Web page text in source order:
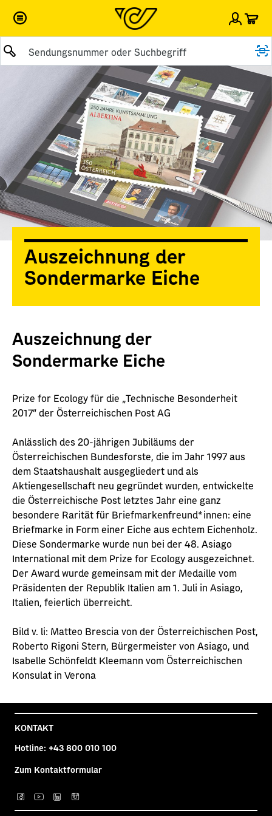
Suche abschicken
Auszeichnung der
Sondermarke Eiche
Auszeichnung der
Sondermarke Eiche
Prize for Ecology für die „Technische Besonderheit
2017“ der Österreichischen Post AG
Anlässlich des 20-jährigen Jubiläums der
Österreichischen Bundesforste, die im Jahr 1997 aus
dem Staatshaushalt ausgegliedert und als
Aktiengesellschaft neu gegründet wurden, entwickelte
die Österreichische Post letztes Jahr eine ganz
besondere Rarität für Briefmarkenfreund*innen: eine
Briefmarke in Form einer Eiche aus echtem Eichenholz.
Diese Sondermarke wurde nun bei der 48. Asiago
International mit dem Prize for Ecology ausgezeichnet.
Der Award wurde gemeinsam mit der Medaille vom
Präsidenten der Republik Italien am 1. Juli in Asiago,
Italien, feierlich überreicht.
Bild v. li: Matteo Brescia von der Österreichischen Post,
Roberto Rigoni Stern, Bürgermeister von Asiago, und
Isabelle Schönfeldt Kleemann vom Österreichischen
Konsulat in Verona
KONTAKT
Hotline: +43 800 010 100
Zum Kontaktformular
Post auf facebook
Post auf YouTube
Post auf LinkedIn